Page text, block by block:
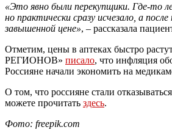
«Это явно были перекупщики. Где-то
но практически сразу исчезало, а после
завышенной цене», – рассказала
Отметим, цены в аптеках быстро
РЕГИОНОВ» писало, что инфляция
Россияне начали экономить на
О том, что россияне стали
можете прочитать здесь.
Фото: freepik.com